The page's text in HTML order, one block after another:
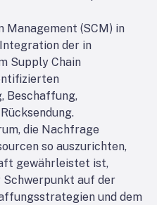
Management (SCM) in
der in
Supply Chain
Beschaffung,
die Nachfrage
so auszurichten,
gewährleistet ist,
Schwerpunkt auf der
und dem